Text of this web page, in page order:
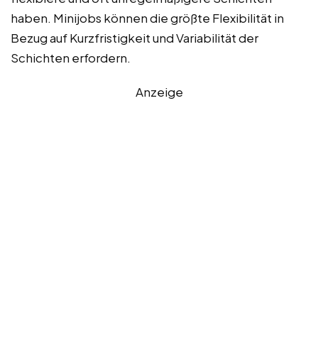
haben. Minijobs können die größte Flexibilität in
Bezug auf Kurzfristigkeit und Variabilität der
Schichten erfordern.
Anzeige